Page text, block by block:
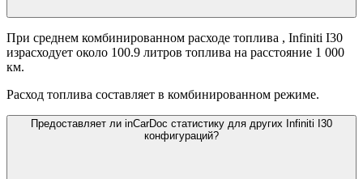
При среднем комбинированном расходе топлива , Infiniti I30
израсходует около 100.9 литров топлива на расстояние 1 000
км.
Расход топлива составляет в комбинированном режиме.
Предоставляет ли inCarDoc статистику для других Infiniti I30
конфигураций?